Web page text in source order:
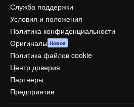
Служба поддержки
Условия и положения
Политика конфиденциальности
Оригиналы Новое
Политика файлов cookie
Центр доверия
Партнеры
Предприятие